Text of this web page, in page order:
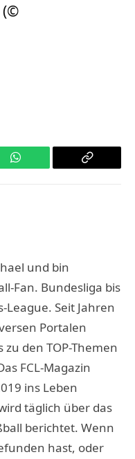
(©
WhatsApp
Copy
und bin
Fan. Bundesliga bis
League. Seit Jahren
Portalen
den TOP-Themen
FCL-Magazin
ins Leben
täglich über das
berichtet. Wenn
hast, oder